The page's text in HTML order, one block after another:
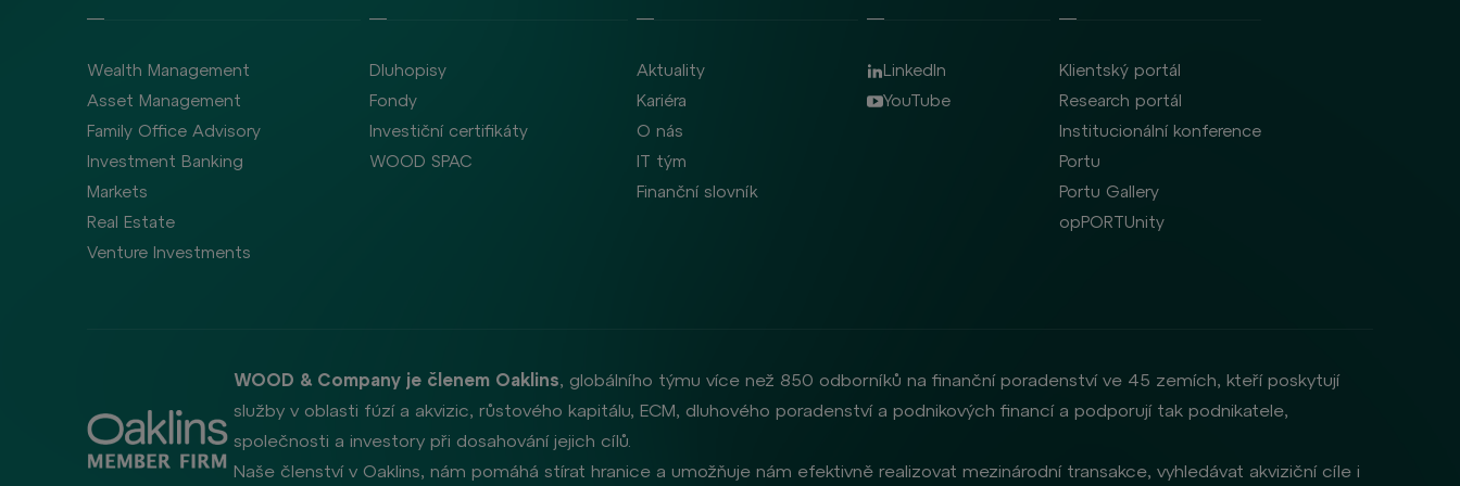
Wealth Management
Asset Management
Family Office Advisory
Investment Banking
Markets
Real Estate
Venture Investments
Dluhopisy
Fondy
Investiční certifikáty
WOOD SPAC
Aktuality
Kariéra
O nás
IT tým
Finanční slovník
LinkedIn
YouTube
Klientský portál
Research portál
Institucionální konference
Portu
Portu Gallery
opPORTUnity
WOOD & Company je členem Oaklins, globálního týmu více než 850 odborníků na finanční poradenství ve 45 zemích, kteří poskytují
služby v oblasti fúzí a akvizic, růstového kapitálu, ECM, dluhového poradenství a podnikových financí a podporují tak podnikatele,
společnosti a investory při dosahování jejich cílů.
Naše členství v Oaklins, nám pomáhá stírat hranice a umožňuje nám efektivně realizovat mezinárodní transakce, vyhledávat akviziční cíle i